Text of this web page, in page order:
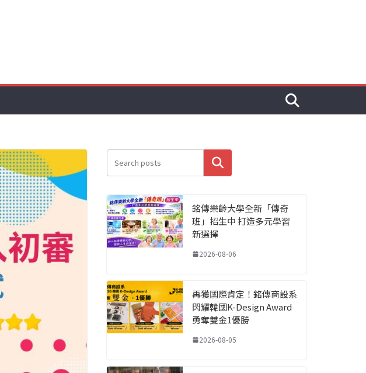
搜尋
銘傳樂齡大學全新「傳奇
班」招生中 打造多元學習
新選擇
2026-08-06
再獲國際肯定！銘傳商設系
閃耀韓國K-Design Award
勇奪雙金1優勝
2026-08-05